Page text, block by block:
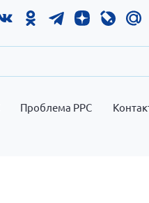
Проблема РРС